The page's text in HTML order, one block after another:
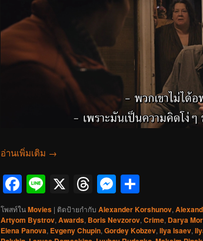
อ่านเพิ่มเติม →
Facebook
Line
X Threads
Messenger
โพสท์ในMovies | ติดป้ายกำกับ Alexander Korshunov,
Artyom Bystrov,Awards, Boris Nevzorov,Crime, Darya
Elena Panova, Evgeny Chupin,Gordey Kobzev,Ilya Isaev,